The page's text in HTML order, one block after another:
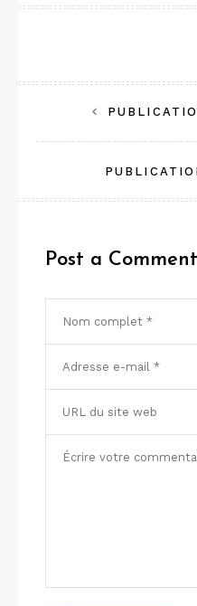
Navigation
de
l’article
Post a Comment